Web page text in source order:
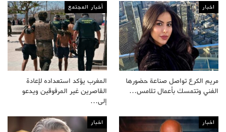
اخبار
مريم الكرع تواصل صناعة حضورها
الفني وتتمسك بأعمال تلامس…
أخبار المجتمع
المغرب يؤكد استعداده لإعادة
القاصرين غير المرفوقين ويدعو
إلى…
اخبار اخبار